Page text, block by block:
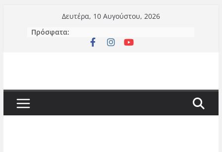
περιεχόμενο
Δευτέρα, 10 Αυγούστου, 2026
Πρόσφατα: